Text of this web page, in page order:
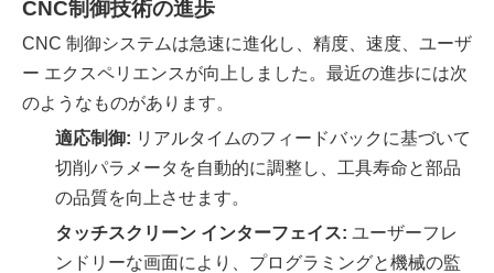
CNC制御技術の進歩
CNC 制御システムは急速に進化し、精度、速度、ユーザ
ー エクスペリエンスが向上しました。最近の進歩には次
のようなものがあります。
適応制御: リアルタイムのフィードバックに基づいて
切削パラメータを自動的に調整し、工具寿命と部品
の品質を向上させます。
タッチスクリーン インターフェイス: ユーザーフレ
ンドリーな画面により、プログラミングと機械の監